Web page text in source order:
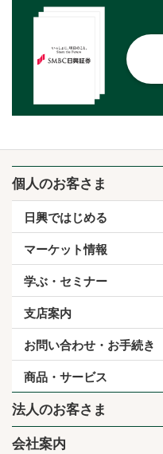
個人のお客さま
日興ではじめる
マーケット情報
学ぶ・セミナー
支店案内
お問い合わせ・お手続き
商品・サービス
法人のお客さま
会社案内